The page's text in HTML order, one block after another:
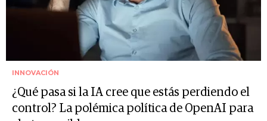
INNOVACIÓN
¿Qué pasa si la IA cree que estás perdiendo el
control? La polémica política de OpenAI para